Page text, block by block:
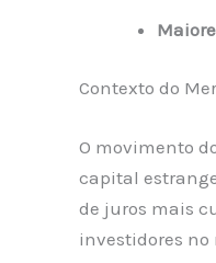
Contexto do
O movimento
capital
de juros mais
investidores no